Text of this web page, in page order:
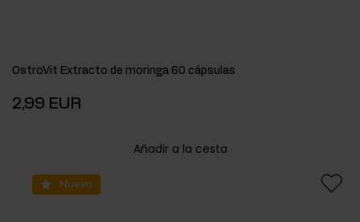
OstroVit Extracto de moringa 60 cápsulas
2,99 EUR
Añadir a la cesta
Nuevo